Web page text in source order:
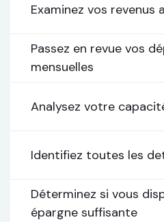
Examinez vos revenus
Passez en revue vos
mensuelles
Analysez votre
Identifiez toutes les
Déterminez si vous
épargne suffisante